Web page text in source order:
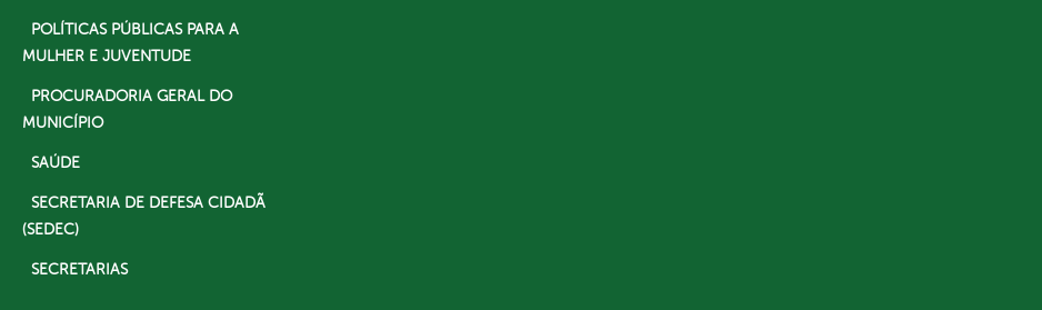
POLÍTICAS PÚBLICAS PARA A
MULHER E JUVENTUDE
PROCURADORIA GERAL DO
MUNICÍPIO
SAÚDE
SECRETARIA DE DEFESA CIDADÃ
(SEDEC)
SECRETARIAS